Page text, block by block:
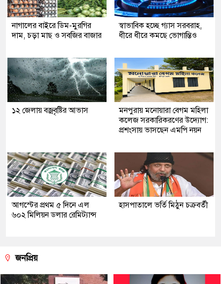
নাগালের বাইরে ডিম-মুরগির
দাম, চড়া মাছ ও সবজির বাজার
স্বাভাবিক হচ্ছে গ্যাস সরবরাহ,
ধীরে ধীরে কমছে ভোগান্তিও
১২ জেলায় বজ্রবৃষ্টির আভাস
মনপুরায় মনোয়ারা বেগম মহিলা
কলেজ সরকারিকরণের উদ্যোগ:
প্রশংসায় ভাসছেন এমপি নয়ন
আগস্টের প্রথম ৫ দিনে এল
৬০২ মিলিয়ন ডলার রেমিট্যান্স
হাসপাতালে ভর্তি মিঠুন চক্রবর্তী
জনপ্রিয়